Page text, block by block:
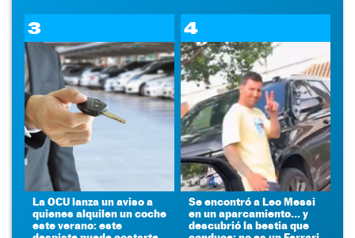
3
La OCU lanza un aviso a
quienes alquilen un coche
este verano: este
4
Se encontró a Leo Messi
en un aparcamiento... y
descubrió la bestia que